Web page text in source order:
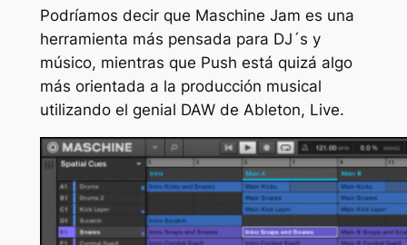
Podríamos decir que Maschine Jam es una
herramienta más pensada para DJ´s y
músico, mientras que Push está quizá algo
más orientada a la producción musical
utilizando el genial DAW de Ableton, Live.